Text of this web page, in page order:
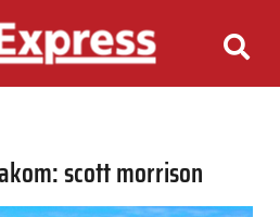
scott morrison